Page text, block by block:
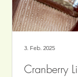
Cranberry
3. Feb. 2025